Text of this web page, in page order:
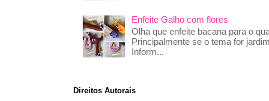
Enfeite Galho com flores
Olha que enfeite bacana para o
Principalmente se o tema for
Inform...
Direitos Autorais